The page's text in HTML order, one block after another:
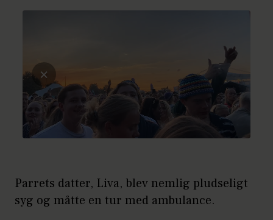
Parrets datter, Liva, blev nemlig pludseligt
syg og måtte en tur med ambulance.